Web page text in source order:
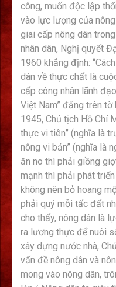
công, muốn độc lập
vào lực lượng của
giai cấp nông dân
nhân dân, Nghị quyết
1960 khẳng định:
dân về thực chất là
cấp công nhân lãnh
Việt Nam” đăng trên tờ
1945, Chủ tịch Hồ Chí
thực vi tiên” (nghĩa là
nông vi bản” (nghĩa là
ăn no thì phải giồng
mạnh thì phải phát
không nên bỏ hoang
phải quý mỗi tấc đất
cho thấy, nông dân là
ra lương thực để nuôi
xây dựng nước nhà,
vấn đề nông dân và
mong vào nông dân,